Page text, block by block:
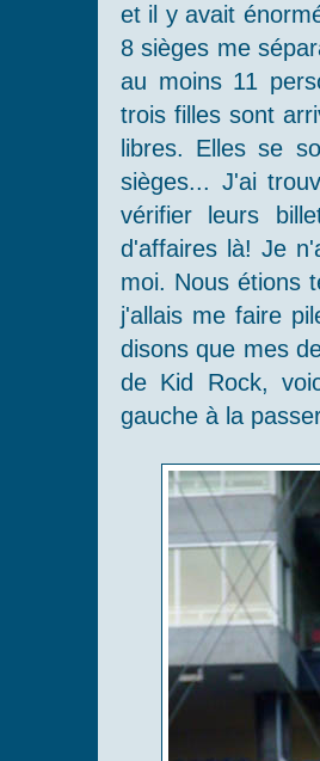
et il y avait
8 sièges me
au moins 11
trois filles sont
libres. Elles se
sièges... J'ai
vérifier leurs
d'affaires là! Je
moi. Nous étions
j'allais me faire
disons que mes
de Kid Rock,
gauche à la